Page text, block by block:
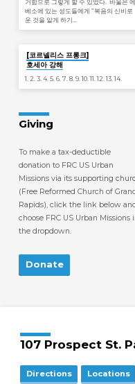
거함으로 그렇게 할 수 있었다. 바울은 에
베소에 있는 성도들에게 “복음의 신비로
운 것을 알게 하기…
[코르넬리스 프롱크]
호세아 강해
1. 2. 3. 4. 5. 6. 7. 8. 9. 10. 11. 12. 13. 14.
Giving
To make a tax-deductible
donation to FRC US Urban
Missions via its supporting
(Free Reformed Church of
Rapids), click the link below
choose FRC US Urban Missions
the dropdown.
Donate
107 Prospect St.
Directions Locations